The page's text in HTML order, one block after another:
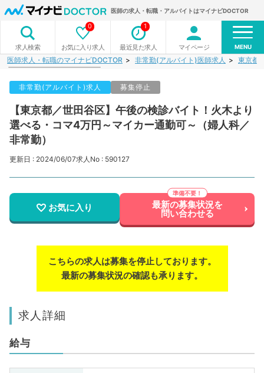
医師の求人・転職・アルバイトはマイナビDOCTOR
求人検索 お気に入り求人
0
最近見た求人
1
マイページ MENU
医師求人・転職のマイナビDOCTOR 非常勤(アルバイト)医師求人 東京都
非常勤(アルバイト)求人 募集停止
【東京都／世田谷区】午後の検診バイト！火木より
選べる・コマ4万円～マイカー通勤可～（婦人科／
非常勤）
更新日 : 2024/06/07求人No : 590127
お気に入り 最新の募集状況を
問い合わせる
こちらの求人は募集を停止しております。
最新の募集状況の確認も承ります。
求人詳細
給与